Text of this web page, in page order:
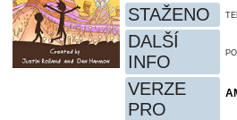
STAŽENO
DALŠÍ
INFO
VERZE
PRO